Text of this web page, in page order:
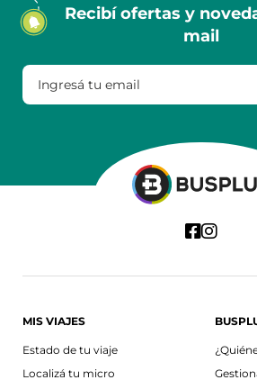
Recibí ofertas y
mail
MIS VIAJES
Estado de tu viaje
Localizá tu micro